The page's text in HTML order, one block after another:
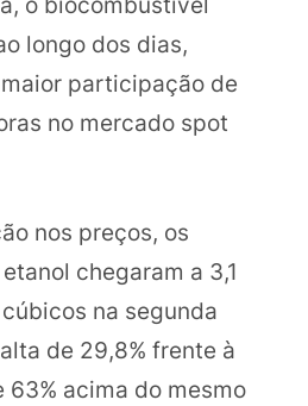
longo dos dias,
participação de
no mercado spot
nos preços, os
chegaram a 3,1
na segunda
de 29,8% frente à
63% acima do mesmo